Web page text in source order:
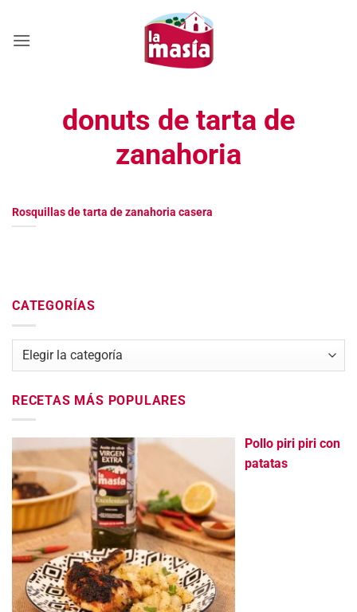
contenido
donuts de tarta de
zanahoria
Rosquillas de tarta de zanahoria casera
CATEGORÍAS
Categorías
RECETAS MÁS POPULARES
Pollo piri piri con
patatas